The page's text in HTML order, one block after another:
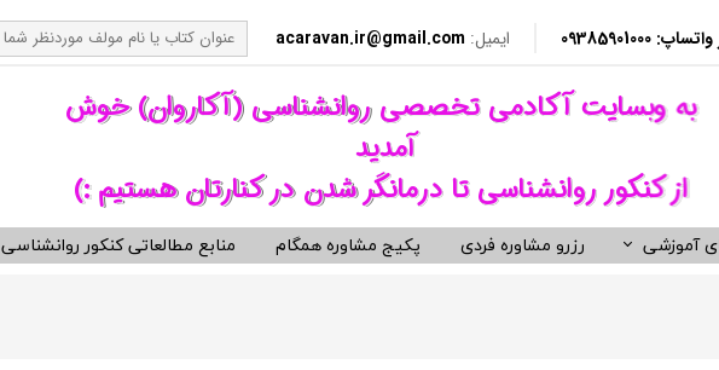
آموزشی
رزرو مشاوره فردی پکیج مشاوره همگام
منابع مطالعاتی کنکور روانشناسی
ایمیل: acaravan.ir@gmail.com
​به وبسایت آکادمی تخصصی روانشناسی (آکاروان) خوش
آمدید ​​​​​​​
از کنکور روانشناسی تا درمانگر شدن در کنارتان هستیم :)